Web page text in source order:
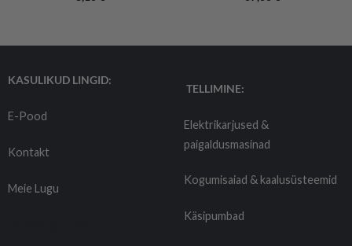
KASULIKUD LINGID:
E-Pood
Kontakt
Meie Lugu
TELLIMINE:
Elektrikarjused &
paigaldusmasinad
Kogumisaiad & kaalusüsteemid
Käsipumbad